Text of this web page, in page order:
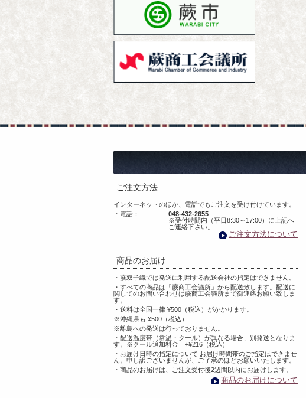
ご注文方法
インターネットのほか、電話でもご注文を受け付けています。
・電話：
048-432-2655
※受付時間内（平日8:30～17:00）に上記へ
ご連絡下さい。
ご注文方法について
商品のお届け
・蕨双子織では発送に利用する配送会社の指定はできません。
・すべての商品は「蕨商工会議所」から配送致します。配送に
関してのお問い合わせは蕨商工会議所まで御連絡お願い致しま
す。
・送料は全国一律 ¥500（税込）がかかります。
※沖縄県も ¥500（税込）
※離島への発送は行っておりません。
・配送温度帯（常温・クール）が異なる場合、別発送となりま
す。※クール追加料金 +¥216（税込）
・お届け日時の指定について お届け時間帯のご指定はできませ
ん。申し訳ございませんが、ご了承のほどお願いいたします。
・商品のお届けは、ご注文受付後2週間以内にお届けします。
商品のお届けについて